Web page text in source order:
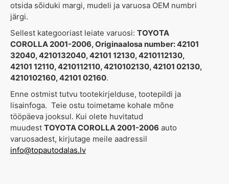
otsida sõiduki margi, mudeli ja varuosa OEM numbri
järgi.
Sellest kategooriast leiate varuosi: TOYOTA
COROLLA 2001-2006, Originaalosa number: 42101
32040, 4210132040, 42101 12130, 4210112130,
42101 12110, 4210112110, 4210102130, 42101 02130,
4210102160, 42101 02160.
Enne ostmist tutvu tootekirjelduse, tootepildi ja
lisainfoga. Teie ostu toimetame kohale mõne
tööpäeva jooksul. Kui olete huvitatud
muudest TOYOTA COROLLA 2001-2006 auto
varuosadest, kirjutage meile aadressil
info@topautodalas.lv